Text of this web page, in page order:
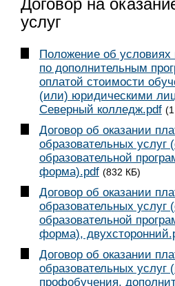
Договор на
услуг
Положение об
по дополнительным
оплатой стоимости
(или) юридическими
Северный колледж.pdf
Договор об оказании
образовательных услуг
образовательной
форма).pdf (832 КБ)
Договор об оказании
образовательных услуг
образовательной
форма),
Договор об оказании
образовательных услуг
профобучения,